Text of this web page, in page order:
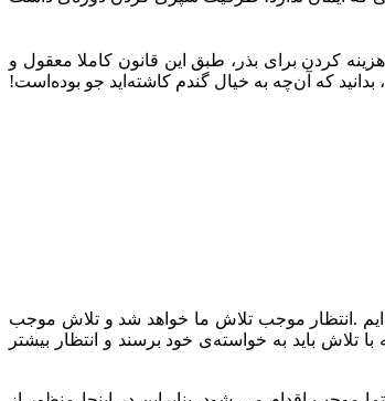
کردن برای بذر، طبق این قانون کاملا معقول و
که آن‌چه به خیال گندم کاشته‌اید جو بوده‌است!
.انتظار موجب تلاش ما خواهد شد و تلاش موجب
باید به خواسته‌ی خود برسند و انتظار بیشتر